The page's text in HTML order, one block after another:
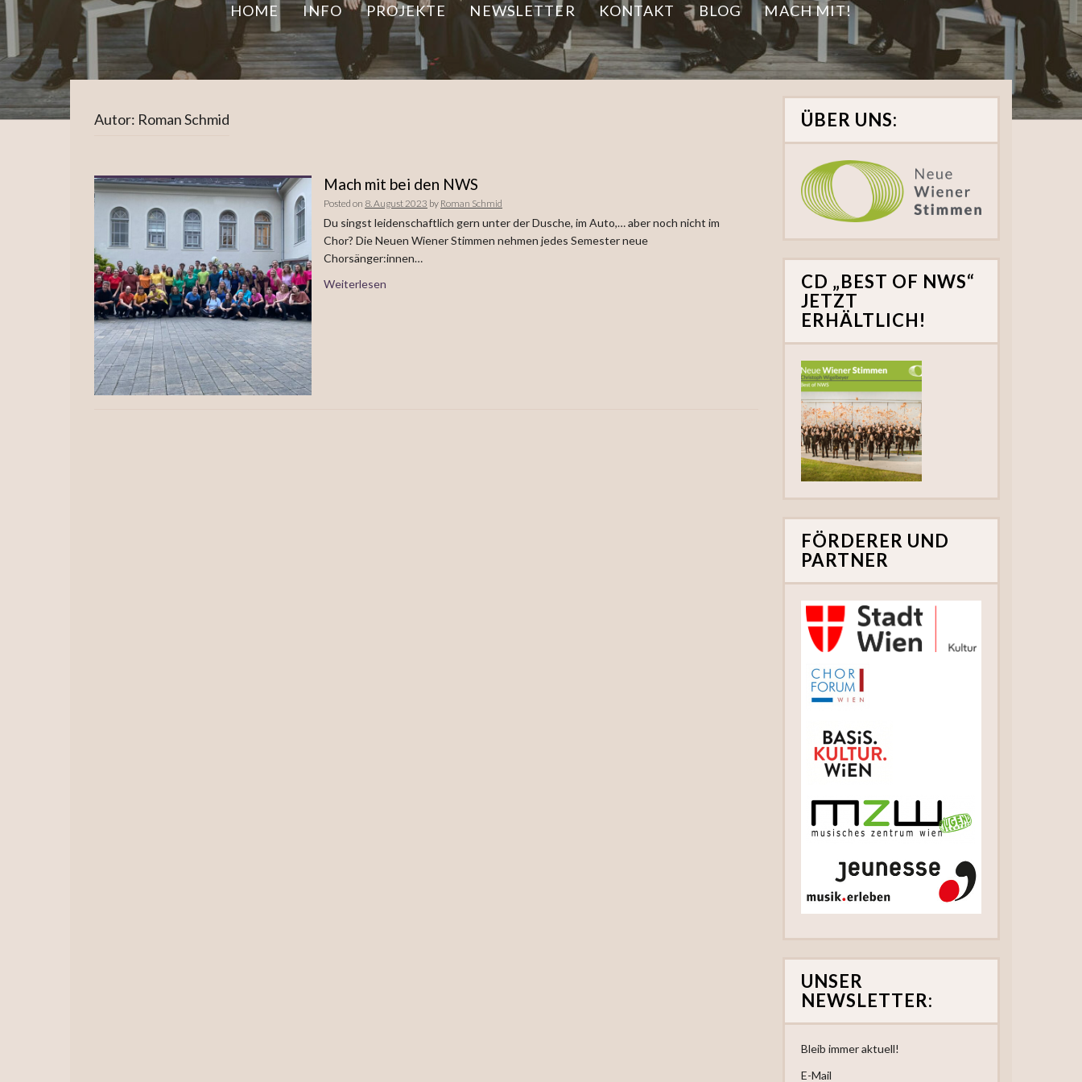
HOME INFO PROJEKTE NEWSLETTER KONTAKT BLOG MACH MIT!
Autor: Roman Schmid
Mach mit bei den NWS
Posted on 8. August 2023 by Roman Schmid
Du singst leidenschaftlich gern unter der Dusche, im Auto,… aber noch nicht im
Chor? Die Neuen Wiener Stimmen nehmen jedes Semester neue
Chorsänger:innen…
Weiterlesen
ÜBER UNS:
CD „BEST OF NWS“
JETZT
ERHÄLTLICH!
FÖRDERER UND
PARTNER
UNSER
NEWSLETTER:
Bleib immer aktuell!
E-Mail